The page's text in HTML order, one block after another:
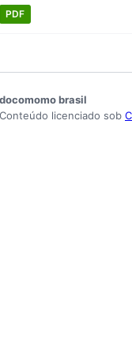
PDF
docomomo brasil
Conteúdo licenciado sob